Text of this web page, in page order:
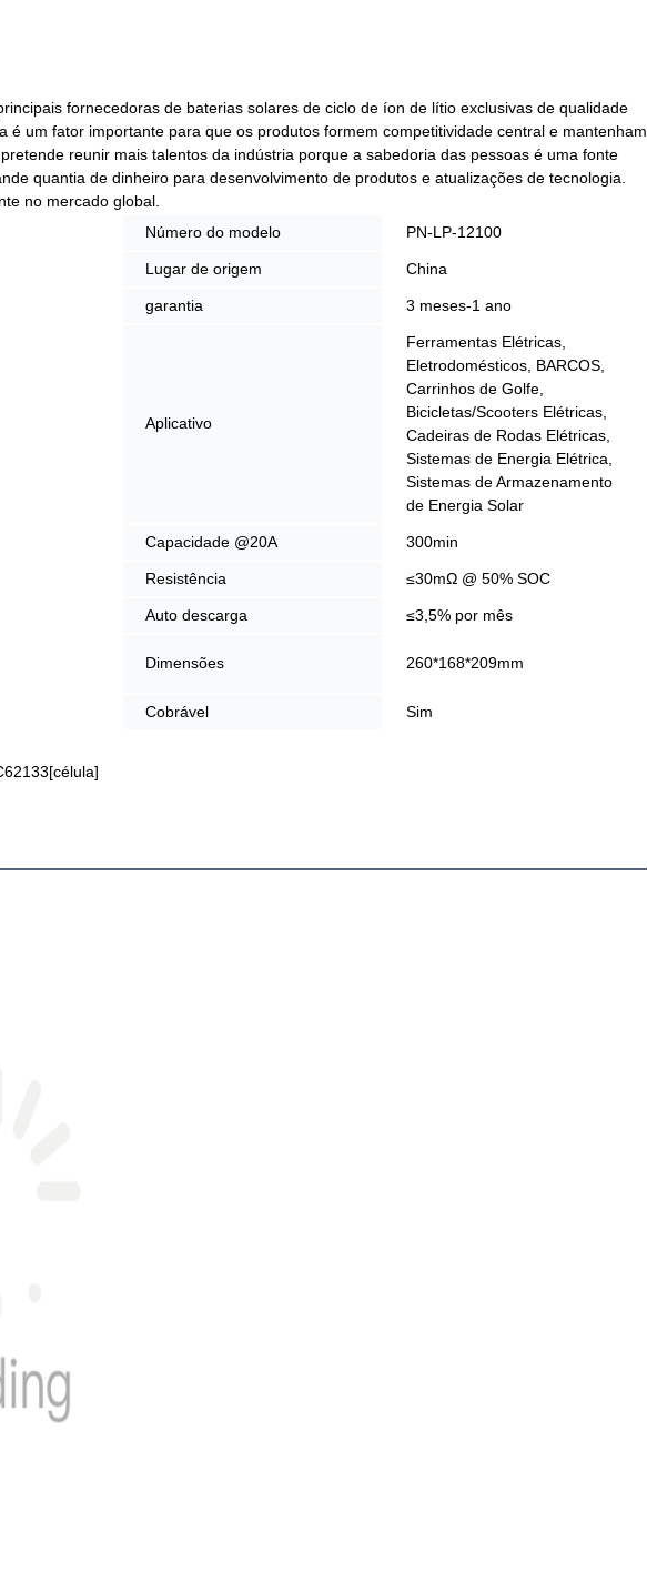
fornecedoras de baterias solares de ciclo de íon de lítio exclusivas de qualidade
é um fator importante para que os produtos formem competitividade central e mantenham
reunir mais talentos da indústria porque a sabedoria das pessoas é uma fonte
quantia de dinheiro para desenvolvimento de produtos e atualizações de tecnologia.
no mercado global.
Número do modelo PN-LP-12100
Lugar de origem China
garantia 3 meses-1 ano
Aplicativo
Ferramentas Elétricas,
Eletrodomésticos, BARCOS,
Carrinhos de Golfe,
Bicicletas/Scooters Elétricas,
Cadeiras de Rodas Elétricas,
Sistemas de Energia Elétrica,
Sistemas de Armazenamento
de Energia Solar
Capacidade @20A 300min
Resistência ≤30mΩ @ 50% SOC
Auto descarga ≤3,5% por mês
Dimensões 260*168*209mm
Cobrável Sim